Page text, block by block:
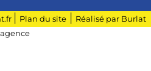
Plan du site|
Réalisé par Burlat
agence